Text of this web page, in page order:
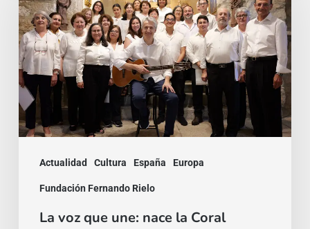
Actualidad Cultura España Europa
Fundación Fernando Rielo
que
une:
nace
la
Coral
Fernando
La voz que une: nace la Coral